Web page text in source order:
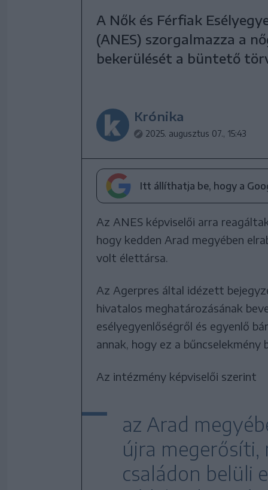
A Nők és Férfiak
(ANES) szorgalmazza a
bekerülését a büntető
Krónika
2025. augusztus 07., 15:43
Itt állíthatja be, hogy a
Az ANES képviselői arra
hogy kedden Arad megyében
volt élettársa.
Az Agerpres által idézett
hivatalos meghatározásának
esélyegyenlőségről és egyenlő
annak, hogy ez a
Az intézmény képviselői szerint
az Arad
újra
családon belüli